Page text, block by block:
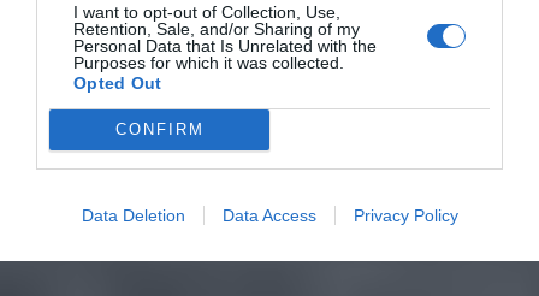
I want to opt-out of Collection, Use,
Retention, Sale, and/or Sharing of my
Personal Data that Is Unrelated with the
Purposes for which it was collected.
Opted Out
CONFIRM
Data Deletion Data Access Privacy Policy